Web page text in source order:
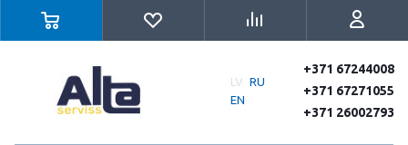
LV RU
EN
+371 67244008
+371 67271055
+371 26002793